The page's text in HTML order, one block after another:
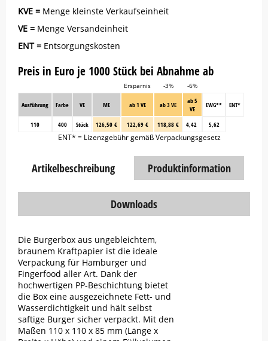
KVE = Menge kleinste Verkaufseinheit
VE = Menge Versandeinheit
ENT = Entsorgungskosten
Preis in Euro je 1000 Stück bei Abnahme ab
Ersparnis -3% -6%
Ausführung Farbe VE ME ab 1 VE ab 3 VE
ab 5
VE
EWG** ENT*
110 400 Stück 126,50 € 122,69 € 118,88 € 4,42 5,62
ENT* = Lizenzgebühr gemäß Verpackungsgesetz
Artikelbeschreibung Produktinformation
Downloads
Die Burgerbox aus ungebleichtem,
braunem Kraftpapier ist die ideale
Verpackung für Hamburger und
Fingerfood aller Art. Dank der
hochwertigen PP-Beschichtung bietet
die Box eine ausgezeichnete Fett- und
Wasserdichtigkeit und hält selbst
saftige Burger sicher verpackt. Mit den
Maßen 110 x 110 x 85 mm (Länge x